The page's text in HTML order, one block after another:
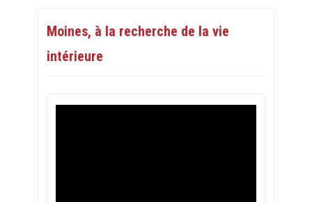
Moines, à la recherche de la vie
intérieure